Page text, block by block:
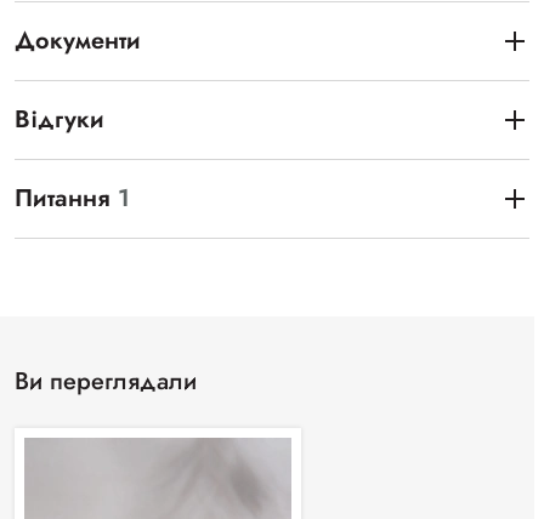
Документи
Відгуки
Питання 1
Ви переглядали